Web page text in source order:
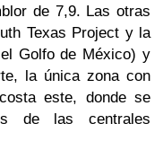
de 7,9. Las otras
Texas Project y la
Golfo de México) y
la única zona con
este, donde se
de las centrales